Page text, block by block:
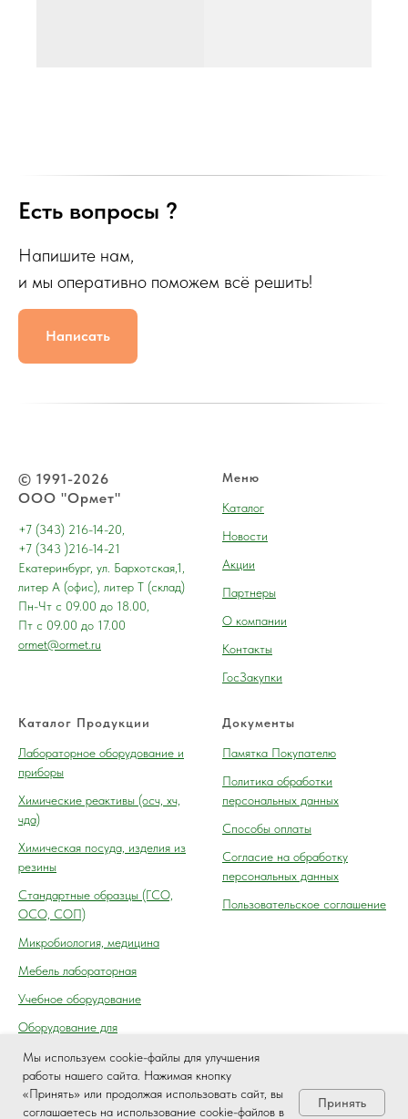
Есть вопросы ?
Напишите нам,
и мы оперативно поможем всё решить!
Написать
Мы используем cookie-файлы для улучшения
работы нашего сайта. Нажимая кнопку
«Принять» или продолжая использовать сайт, вы
соглашаетесь на использование cookie-файлов в
Принять
© 1991-2026
ООО "Ормет"
+7 (343) 216-14-20,
+7 (343 )216-14-21
Екатеринбург, ул. Бархотская,1,
литер А (офис), литер Т (склад)
Пн-Чт с 09.00 до 18.00,
Пт с 09.00 до 17.00
ormet@ormet.ru
Меню
Каталог
Новости
Акции
Партнеры
О компании
Контакты
ГосЗакупки
Каталог Продукции
Лабораторное оборудование и
приборы
Химические реактивы (осч, хч,
чда)
Химическая посуда, изделия из
резины
Cтандартные образцы (ГСО,
ОСО, СОП)
Микробиология, медицина
Мебель лабораторная
Учебное оборудование
Оборудование для
осмотра (контроля) ГАИ
Документы
Памятка Покупателю
Политика обработки
персональных данных
Способы оплаты
Согласие на обработку
персональных данных
Пользовательское соглашение